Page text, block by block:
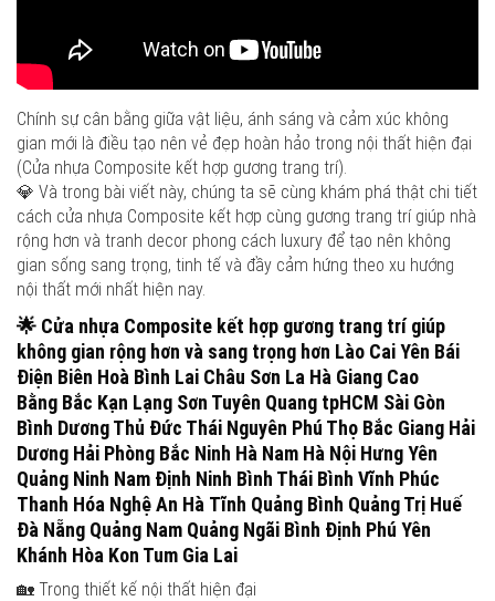
Chính sự cân bằng giữa vật liệu, ánh sáng và cảm xúc không
gian mới là điều tạo nên vẻ đẹp hoàn hảo trong nội thất hiện đại
(Cửa nhựa Composite kết hợp gương trang trí).
💎 Và trong bài viết này, chúng ta sẽ cùng khám phá thật chi tiết
cách cửa nhựa Composite kết hợp cùng gương trang trí giúp nhà
rộng hơn và tranh decor phong cách luxury để tạo nên không
gian sống sang trọng, tinh tế và đầy cảm hứng theo xu hướng
nội thất mới nhất hiện nay.
🌟 Cửa nhựa Composite kết hợp gương trang trí giúp
không gian rộng hơn và sang trọng hơn Lào Cai Yên Bái
Điện Biên Hoà Bình Lai Châu Sơn La Hà Giang Cao
Bằng Bắc Kạn Lạng Sơn Tuyên Quang tpHCM Sài Gòn
Bình Dương Thủ Đức Thái Nguyên Phú Thọ Bắc Giang Hải
Dương Hải Phòng Bắc Ninh Hà Nam Hà Nội Hưng Yên
Quảng Ninh Nam Định Ninh Bình Thái Bình Vĩnh Phúc
Thanh Hóa Nghệ An Hà Tĩnh Quảng Bình Quảng Trị Huế
Đà Nẵng Quảng Nam Quảng Ngãi Bình Định Phú Yên
Khánh Hòa Kon Tum Gia Lai
🏡 Trong thiết kế nội thất hiện đại